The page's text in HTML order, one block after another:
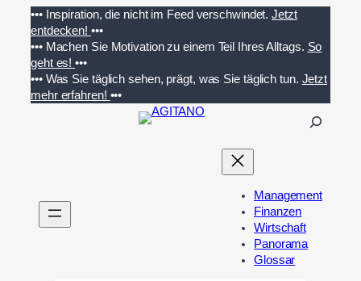
Inhalt
springen
••• Inspiration, die nicht im Feed verschwindet. Jetzt
entdecken! •••
••• Machen Sie Motivation zu einem Teil Ihres Alltags. So
geht es!•••
••• Was Sie täglich sehen, prägt, was Sie täglich tun. Jetzt
mehr erfahren! •••
n
Management
Finanzen
Wirtschaft
Panorama
Glossar